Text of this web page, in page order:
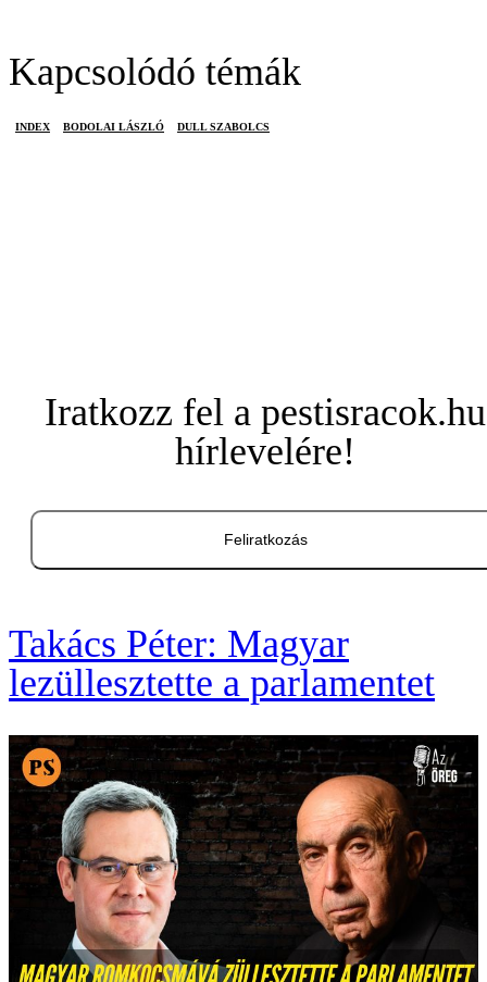
Kapcsolódó témák
INDEX BODOLAI LÁSZLÓ DULL SZABOLCS
Iratkozz fel a pestisracok.hu
hírlevelére!
Feliratkozás
Takács Péter: Magyar
lezüllesztette a parlamentet